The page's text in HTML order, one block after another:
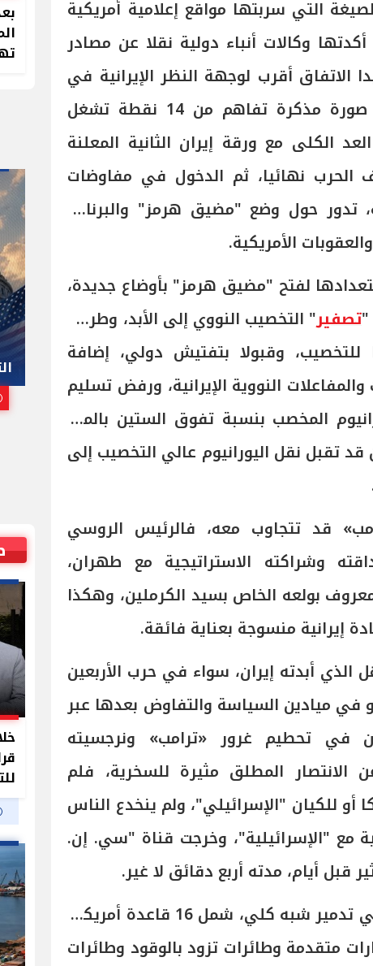
التي سربتها مواقع إعلامية أمريكية
وكالات أنباء دولية نقلا عن مصادر
الاتفاق أقرب لوجهة النظر الإيرانية في
إطاره العام، وقيل أنه في صورة مذكرة تفاهم من 14 نقطة تشغل
الكلى مع ورقة إيران الثانية المعلنة
الحرب نهائيا، ثم الدخول في مفاوضات
يوما لاحقة، تدور حول وضع "مضيق هرمز" والبرنامج
الأمريكية.
لفتح "مضيق هرمز" بأوضاع جديدة،
"تصفير" التخصيب النووي إلى الأبد، وطرحت
للتخصيب، وقبولا بتفتيش دولي، إضافة
النووية الإيرانية، ورفض تسليم
المخصب بنسبة تفوق الستين بالمئة
تقبل نقل اليورانيوم عالي التخصيب إلى
قد تتجاوب معه، فالرئيس الروسي
وشراكته الاستراتيجية مع طهران،
بولعه الخاص بسيد الكرملين، وهكذا
منسوجة بعناية فائقة.
الذي أبدته إيران، سواء في حرب الأربعين
في ميادين السياسة والتفاوض بعدها عبر
في تحطيم غرور «ترامب» ونرجسيته
الانتصار المطلق مثيرة للسخرية، فلم
أو للكيان "الإسرائيلي"، ولم ينخدع الناس
مع "الإسرائيلية"، وخرجت قناة "سي. إن.
قبل أيام، مدته أربع دقائق لا غير.
سجل نجاح القوات الإيرانية في تدمير شبه كلي، شمل 16 قاعدة أمريكية
متقدمة وطائرات تزود بالوقود وطائرات
" صاحب صاحبه "
شوقي غريب.. المدير الفني رجل
كل المناصب في الجبلاية برعاية
هاني أبوريدة
25 يوليو, 2026 10:00 م